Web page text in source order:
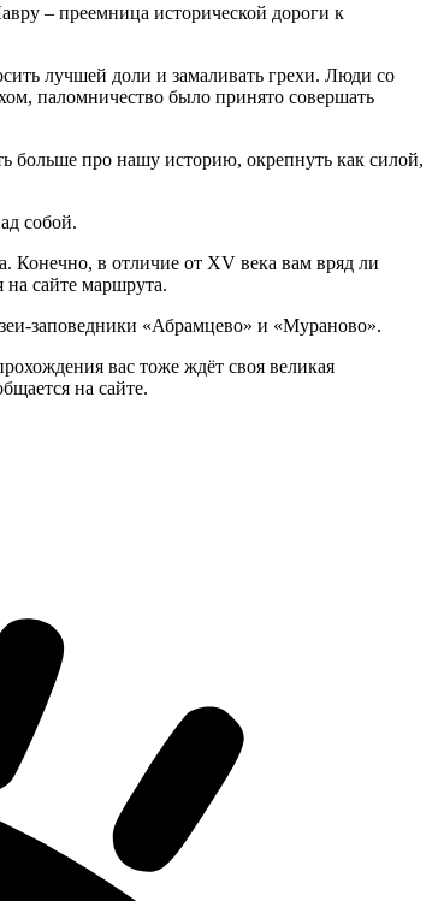
– преемница исторической дороги к
лучшей доли и замаливать грехи. Люди со
паломничество было принято совершать
больше про нашу историю, окрепнуть как силой,
собой.
Конечно, в отличие от XV века вам вряд ли
на сайте маршрута.
заповедники «Абрамцево» и «Мураново».
вас тоже ждёт своя великая
на сайте.